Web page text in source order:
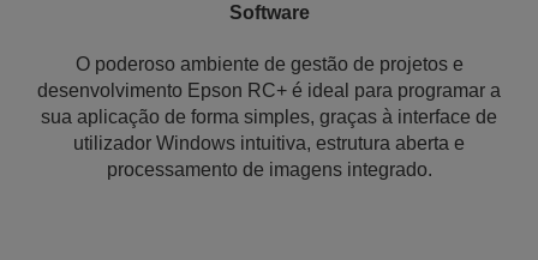
Software
O poderoso ambiente de gestão de projetos e
desenvolvimento Epson RC+ é ideal para programar a
sua aplicação de forma simples, graças à interface de
utilizador Windows intuitiva, estrutura aberta e
processamento de imagens integrado.